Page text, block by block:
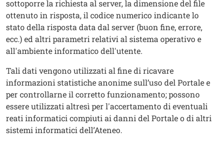
sottoporre la richiesta al server, la dimensione del file
ottenuto in risposta, il codice numerico indicante lo
stato della risposta data dal server (buon fine, errore,
ecc.) ed altri parametri relativi al sistema operativo e
all'ambiente informatico dell'utente.
Tali dati vengono utilizzati al fine di ricavare
informazioni statistiche anonime sull’uso del Portale e
per controllarne il corretto funzionamento; possono
essere utilizzati altresì per l'accertamento di eventuali
reati informatici compiuti ai danni del Portale o di altri
sistemi informatici dell’Ateneo.